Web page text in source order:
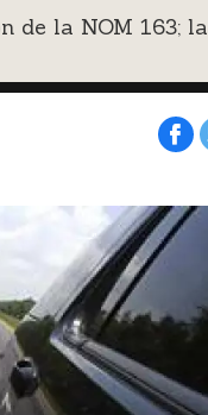
de la NOM 163; la